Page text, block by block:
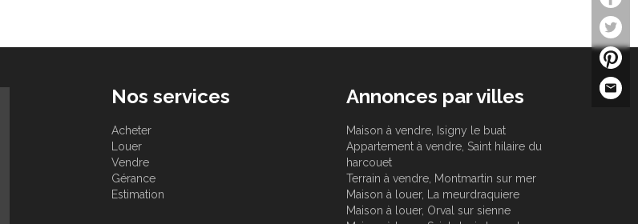
Nos services
Acheter
Louer
Vendre
Gérance
Estimation
Annonces par villes
Maison à vendre, Isigny le buat
Appartement à vendre, Saint hilaire du
harcouet
Terrain à vendre, Montmartin sur mer
Maison à louer, La meurdraquiere
Maison à louer, Orval sur sienne